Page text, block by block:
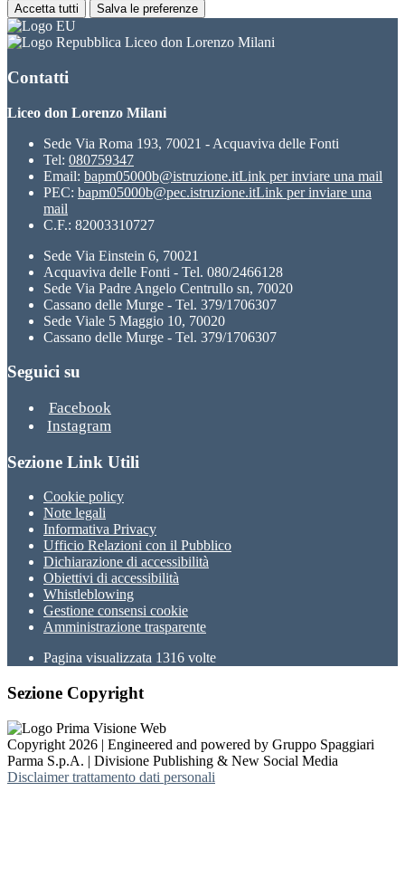
Accetta tutti Salva le preferenze
Liceo don Lorenzo Milani
Contatti
Liceo don Lorenzo Milani
Sede Via Roma 193, 70021 - Acquaviva delle Fonti
Tel: 080759347
Email: bapm05000b@istruzione.itLink per inviare una mail
PEC: bapm05000b@pec.istruzione.itLink per inviare una
mail
C.F.: 82003310727
Sede Via Einstein 6, 70021
Acquaviva delle Fonti - Tel. 080/2466128
Sede Via Padre Angelo Centrullo sn, 70020
Cassano delle Murge - Tel. 379/1706307
Sede Viale 5 Maggio 10, 70020
Cassano delle Murge - Tel. 379/1706307
Seguici su
Facebook
Instagram
Sezione Link Utili
Cookie policy
Note legali
Informativa Privacy
Ufficio Relazioni con il Pubblico
Dichiarazione di accessibilità
Obiettivi di accessibilità
Whistleblowing
Gestione consensi cookie
Amministrazione trasparente
Pagina visualizzata 1316 volte
Sezione Copyright
Copyright 2026 | Engineered and powered by Gruppo Spaggiari
Parma S.p.A. | Divisione Publishing & New Social Media
Disclaimer trattamento dati personali